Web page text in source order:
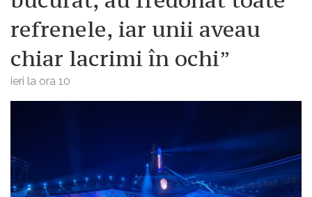
refrenele, iar unii aveau
chiar lacrimi în ochi”
ieri la ora 10